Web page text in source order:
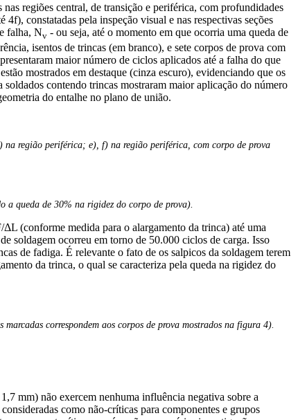
regiões central, de transição e periférica, com profundidades
constatadas pela inspeção visual e nas respectivas seções
falha, Nv - ou seja, até o momento em que ocorria uma queda de
isentos de trincas (em branco), e sete corpos de prova com
maior número de ciclos aplicados até a falha do que
mostrados em destaque (cinza escuro), evidenciando que os
contendo trincas mostraram maior aplicação do número
do entalhe no plano de união.
na região periférica; e), f) na região periférica, com corpo de prova
a queda de 30% na rigidez do corpo de prova).
(conforme medida para o alargamento da trinca) até uma
soldagem ocorreu em torno de 50.000 ciclos de carga. Isso
de fadiga. É relevante o fato de os salpicos da soldagem terem
da trinca, o qual se caracteriza pela queda na rigidez do
correspondem aos corpos de prova mostrados na figura 4).
mm) não exercem nenhuma influência negativa sobre a
como não-críticas para componentes e grupos